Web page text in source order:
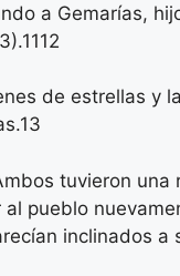
a Gemarías,
de estrellas y
tuvieron una
pueblo
inclinados a